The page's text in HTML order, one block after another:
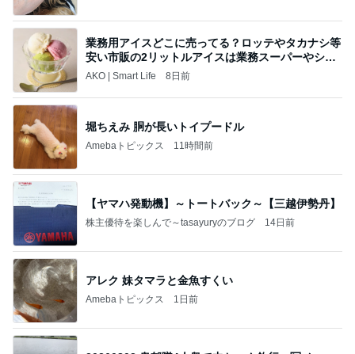
業務用アイスどこに売ってる？ロッテやタカナシ等
安い市販の2リットルアイスは業務スーパーやシャ
トレ
AKO | Smart Life 8日前
堀ちえみ 胴が長いトイプードル
Amebaトピックス 11時間前
【ヤマハ発動機】～トートバック～【三越伊勢丹】
株主優待を楽しんで～tasayuryのブログ 14日前
アレク 妹タマラと金魚すくい
Amebaトピックス 1日前